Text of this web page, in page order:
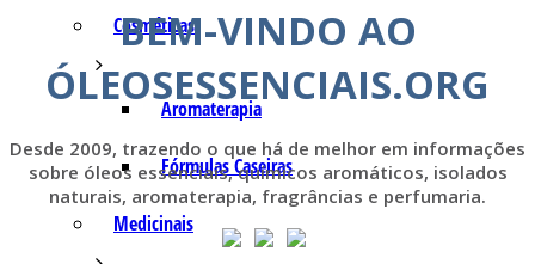
Cosméticas
Aromaterapia
Fórmulas Caseiras
Medicinais
BEM-VINDO AO
ÓLEOSESSENCIAIS.ORG
Desde 2009, trazendo o que há de melhor em informações
sobre óleos essenciais, químicos aromáticos, isolados
naturais, aromaterapia, fragrâncias e perfumaria.